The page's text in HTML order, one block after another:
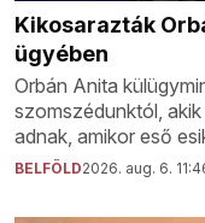
Kikosarazták
ügyében
Orbán Anita
szomszédunktól,
adnak, amikor eső
BELFÖLD2026. aug. 6.